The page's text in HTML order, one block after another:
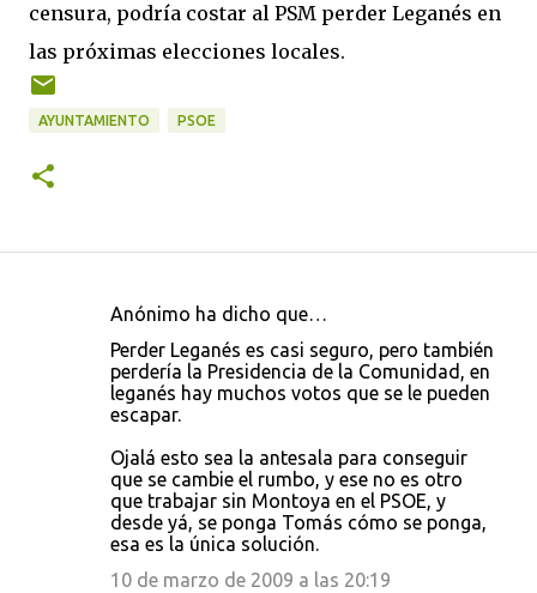
censura, podría costar al PSM perder Leganés en
las próximas elecciones locales.
AYUNTAMIENTO PSOE
Anónimo ha dicho que…
Perder Leganés es casi seguro, pero también
perdería la Presidencia de la Comunidad, en
leganés hay muchos votos que se le pueden
escapar.
Ojalá esto sea la antesala para conseguir
que se cambie el rumbo, y ese no es otro
que trabajar sin Montoya en el PSOE, y
desde yá, se ponga Tomás cómo se ponga,
esa es la única solución.
10 de marzo de 2009 a las 20:19